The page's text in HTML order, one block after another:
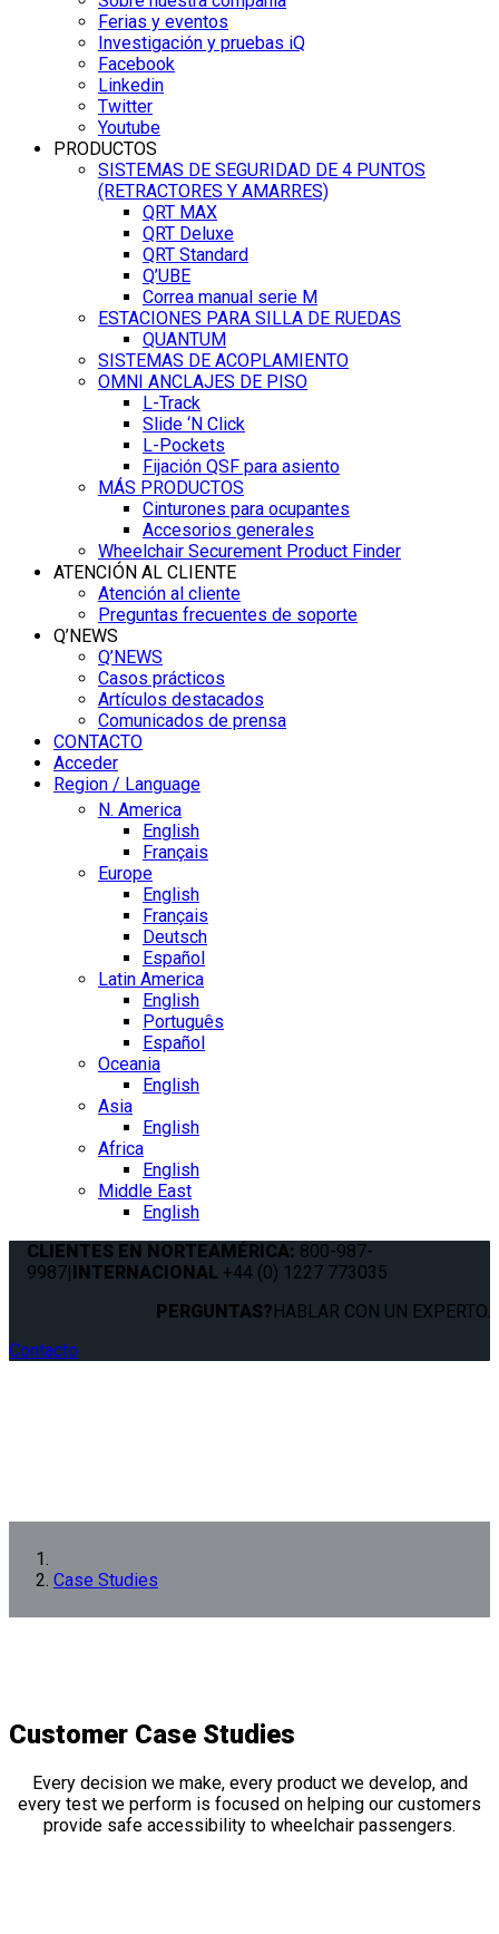
Ferias y eventos
Investigación y pruebas iQ
Facebook
Linkedin
Twitter
Youtube
PRODUCTOS
SISTEMAS DE SEGURIDAD DE 4 PUNTOS
(RETRACTORES Y AMARRES)
QRT MAX
QRT Deluxe
QRT Standard
Q’UBE
Correa manual serie M
ESTACIONES PARA SILLA DE RUEDAS
QUANTUM
SISTEMAS DE ACOPLAMIENTO
OMNI ANCLAJES DE PISO
L-Track
Slide ‘N Click
L-Pockets
Fijación QSF para asiento
MÁS PRODUCTOS
Cinturones para ocupantes
Accesorios generales
Wheelchair Securement Product Finder
ATENCIÓN AL CLIENTE
Atención al cliente
Preguntas frecuentes de soporte
Q’NEWS
Q’NEWS
Casos prácticos
Artículos destacados
Comunicados de prensa
CONTACTO
Acceder
Region / Language
N. America
English
Français
Europe
English
Français
Deutsch
Español
Latin America
English
Português
Español
Oceania
English
Asia
English
Africa
English
Middle East
English
CLIENTES EN NORTEAMÉRICA: 800-987-
9987|INTERNACIONAL +44 (0) 1227 773035
PERGUNTAS?HABLAR CON UN EXPERTO.
Contacto
Case Studies
Customer Case Studies
Every decision we make, every product we develop, and
every test we perform is focused on helping our customers
provide safe accessibility to wheelchair passengers.